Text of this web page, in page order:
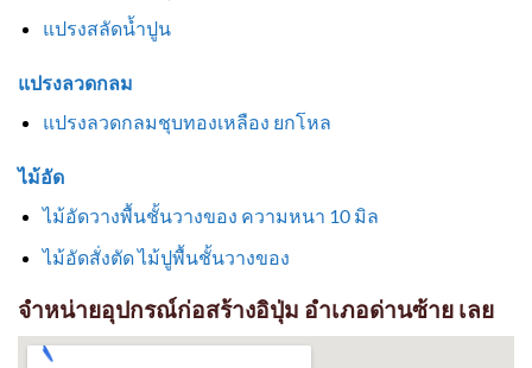
แปรงสลัดน้ำปูน
แปรงลวดกลม
แปรงลวดกลมชุบทองเหลือง ยกโหล
ไม้อัด
ไม้อัดวางพื้นชั้นวางของ ความหนา 10 มิล
ไม้อัดสั่งตัด ไม้ปูพื้นชั้นวางของ
จำหน่ายอุปกรณ์ก่อสร้างอิปุ่ม อำเภอด่านซ้าย เลย